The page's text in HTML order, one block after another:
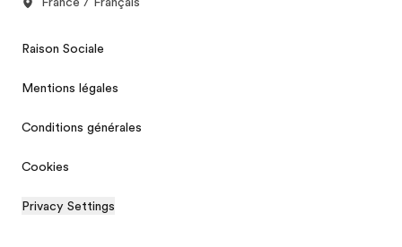
Raison Sociale
Mentions légales
Conditions générales
Cookies
Privacy Settings